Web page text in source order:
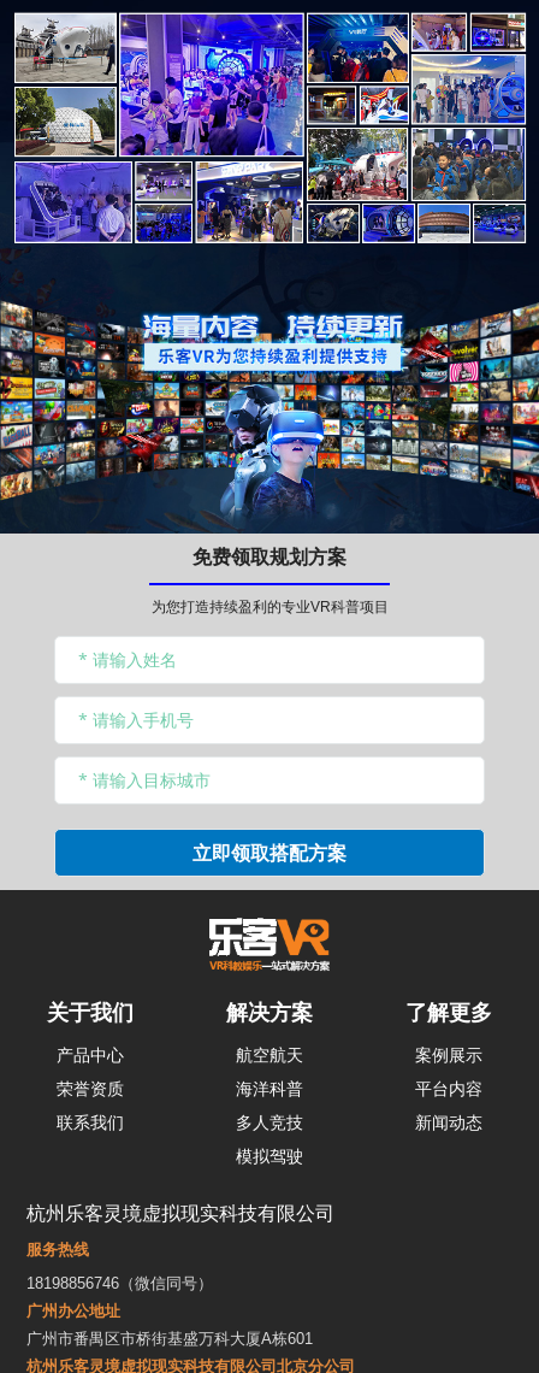
免费领取规划方案
为您打造持续盈利的专业VR科普项目
关于我们
产品中心
荣誉资质
联系我们
解决方案
航空航天
海洋科普
多人竞技
模拟驾驶
了解更多
案例展示
平台内容
新闻动态
杭州乐客灵境虚拟现实科技有限公司
服务热线
18198856746（微信同号）
广州办公地址
广州市番禺区市桥街基盛万科大厦A栋601
杭州乐客灵境虚拟现实科技有限公司北京分公司